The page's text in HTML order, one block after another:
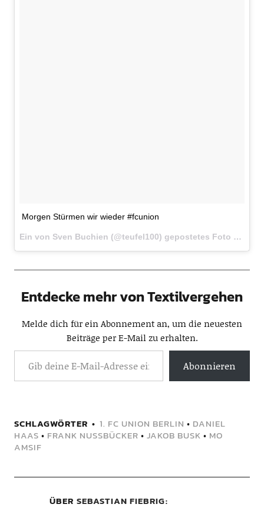
Morgen Stürmen wir wieder #fcunion
Ein von Sven Buchien (@teufel100) gepostetes Foto am
Entdecke mehr von Textilvergehen
Melde dich für ein Abonnement an, um die neuesten
Beiträge per E-Mail zu erhalten.
Abonnieren
SCHLAGWÖRTER 1. FC UNION BERLIN • DANIEL
HAAS • FRANK NUSSBÜCKER • JAKOB BUSK • MO
AMSIF
ÜBER SEBASTIAN FIEBRIG